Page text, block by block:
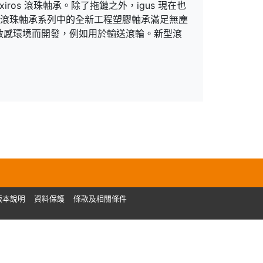
滾珠軸承。除了拖鏈之外，igus 現在也
珠軸承系列中的全新工程塑膠軸承滿足無塵
環境而開發，例如用於輸送滾輪。新型滾
本說明 資料保護 條款及相關條件